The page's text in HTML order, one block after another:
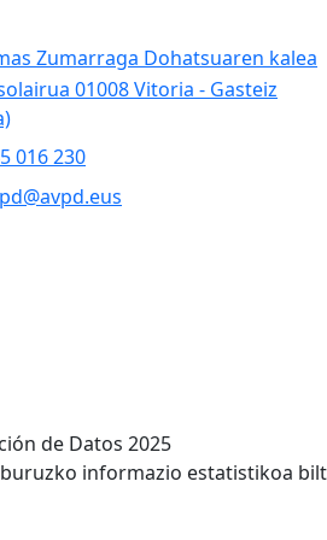
Zumarraga Dohatsuaren kalea
01008 Vitoria - Gasteiz
016 230
de Datos 2025
informazio estatistikoa